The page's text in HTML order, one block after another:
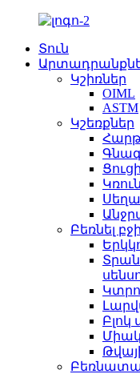
Տուն
Կշիռներ
OIML
ASTM
Կշեռքներ
Բեռնել
Բլոկ